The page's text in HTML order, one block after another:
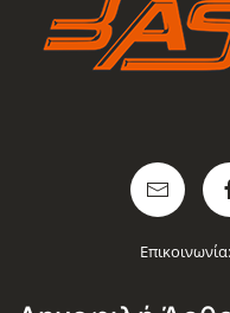
Επικοινωνία: